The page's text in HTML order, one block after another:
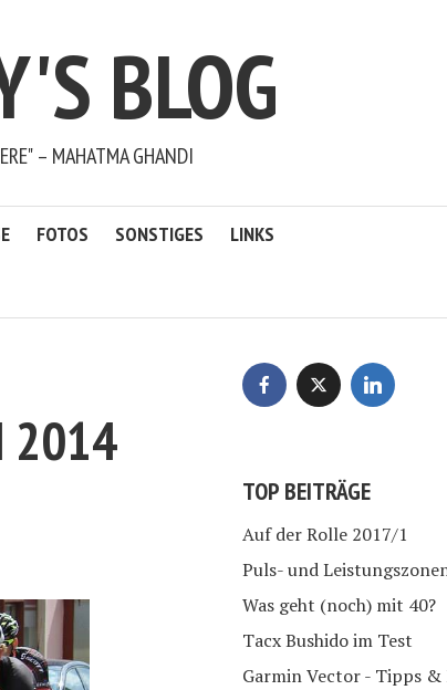
BLOG
– MAHATMA GHANDI
FOTOS SONSTIGES LINKS
2014
TOP BEITRÄGE
Auf der Rolle 2017/1
Puls- und
Was geht (noch) mit 40?
Tacx Bushido im Test
Garmin Vector - Tipps &